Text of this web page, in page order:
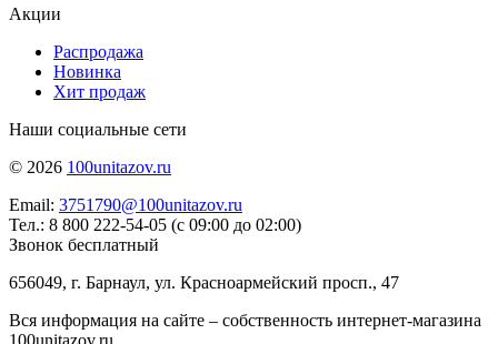
Акции
Распродажа
Новинка
Хит продаж
Наши социальные сети
© 2026 100unitazov.ru
Email: 3751790@100unitazov.ru
Тел.: 8 800 222-54-05 (с 09:00 до 02:00)
Звонок бесплатный
656049, г. Барнаул, ул. Красноармейский просп., 47
Вся информация на сайте – собственность интернет-магазина
100unitazov.ru